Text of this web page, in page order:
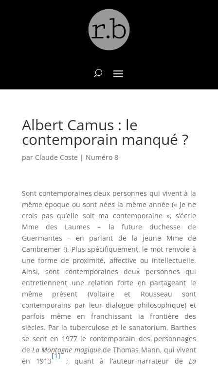
Albert Camus : le
contemporain manqué ?
par Claude Coste | Numéro 8
Sont contemporaines deux personnes qui vivent à la
même époque ou sont nées la même année (« Je ne
crois pas qu’elle soit ma contemporaine », s’écrie
Mme des Laumes – la future duchesse de
Guermantes – en parlant de la jeune Mme de
Cambremer !). Plus spécifiquement, le mot renvoie à
une forme de proximité, affective ou intellectuelle.
Ainsi, sont contemporaines deux personnes qui
entretiennent une relation forte en partageant le
même présent (Voltaire et Rousseau sont
contemporains par leur dialogue philosophique) et
parfois même en franchissant la frontière des
siècles. Par la tuberculose et le sanatorium, Barthes
se sent en 1977 le contemporain des personnages
deLa Montagne magiquede Thomas Mann, qui vivent
en 1913
[1]
; quant à l’auteur-narrateur deLa